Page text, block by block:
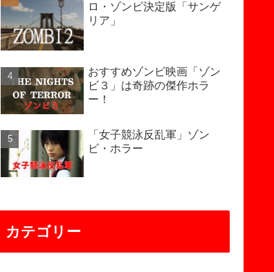
ロ・ゾンビ決定版「サンゲ
リア」
おすすめゾンビ映画「ゾン
ビ３」は奇跡の傑作ホラ
ー！
「女子競泳反乱軍」ゾン
ビ・ホラー
カテゴリー